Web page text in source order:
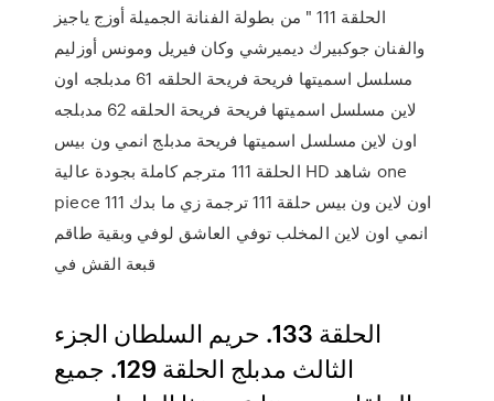
الحلقة 111 " من بطولة الفنانة الجميلة أوزج ياجيز
والفنان جوكبيرك ديميرشي وكان فيريل ومونس أوزليم
مسلسل اسميتها فريحة فريحة الحلقه 61 مدبلجه اون
لاين مسلسل اسميتها فريحة فريحة الحلقه 62 مدبلجه
اون لاين مسلسل اسميتها فريحة مدبلج انمي ون بيس
الحلقة 111 مترجم كاملة بجودة عالية HD شاهد one
piece 111 اون لاين ون بيس حلقة 111 ترجمة زي ما بدك
انمي اون لاين المخلب توفي العاشق لوفي وبقية طاقم
قبعة القش في
الحلقة 133. حريم السلطان الجزء
الثالث مدبلج الحلقة 129. جميع